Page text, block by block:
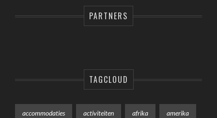
PARTNERS
TAGCLOUD
accommodaties activiteiten afrika amerika